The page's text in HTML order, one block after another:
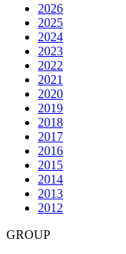
2026
2025
2024
2023
2022
2021
2020
2019
2018
2017
2016
2015
2014
2013
2012
GROUP